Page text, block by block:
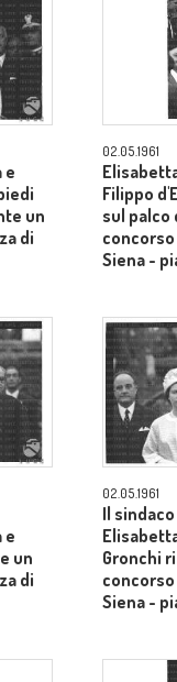
e
un
di
02.05.1961
Filippo
sul palco
Siena -
e
un
di
02.05.1961
Il
Gronchi
Siena -